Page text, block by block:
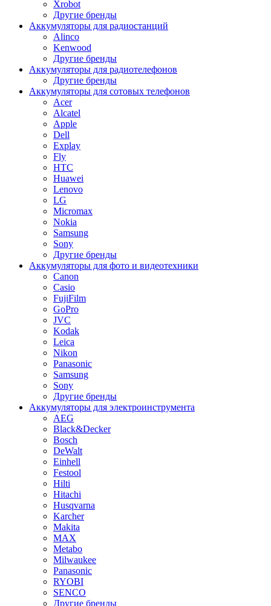
Xrobot
Другие бренды
Аккумуляторы для радиостанций
Alinco
Kenwood
Другие бренды
Аккумуляторы для радиотелефонов
Другие бренды
Аккумуляторы для сотовых телефонов
Acer
Alcatel
Apple
Dell
Explay
Fly
HTC
Huawei
Lenovo
LG
Micromax
Nokia
Samsung
Sony
Другие бренды
Аккумуляторы для фото и видеотехники
Canon
Casio
FujiFilm
GoPro
JVC
Kodak
Leica
Nikon
Panasonic
Samsung
Sony
Другие бренды
Аккумуляторы для электроинструмента
AEG
Black&Decker
Bosch
DeWalt
Einhell
Festool
Hilti
Hitachi
Husqvarna
Karcher
Makita
MAX
Metabo
Milwaukee
Panasonic
RYOBI
SENCO
Другие бренды